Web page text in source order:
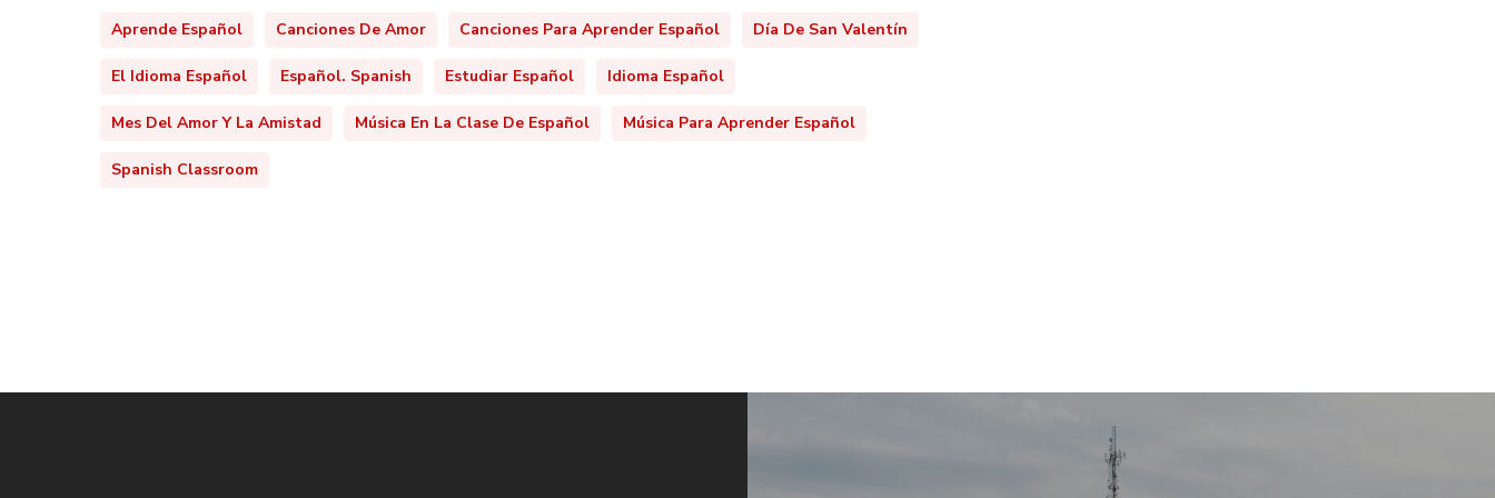
Aprende Español Canciones De Amor Canciones Para Aprender Español Día De San Valentín
El Idioma Español Español. Spanish Estudiar Español Idioma Español
Mes Del Amor Y La Amistad Música En La Clase De Español Música Para Aprender Español
Spanish Classroom